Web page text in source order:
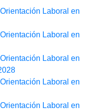
Laboral en
Laboral en
Laboral en
Laboral en
Laboral en